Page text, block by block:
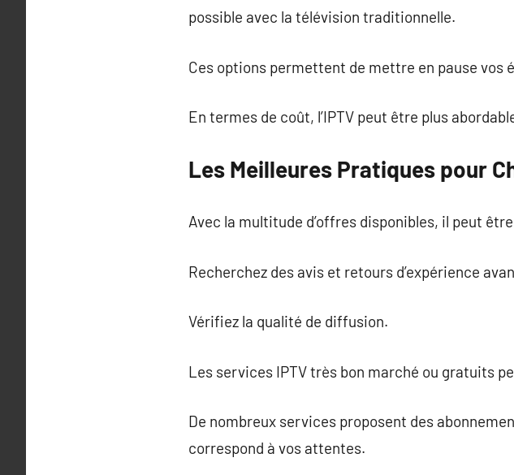
possible avec la télévision traditionnelle.
Ces options permettent de mettre en pause
En termes de coût, l’IPTV peut être plus
Les Meilleures Pratiques pour
Avec la multitude d’offres disponibles, il peut
Recherchez des avis et retours d’expérience
Vérifiez la qualité de diffusion.
Les services IPTV très bon marché ou gratuits
De nombreux services proposent des
correspond à vos attentes.